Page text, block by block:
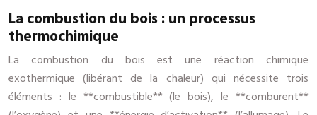
La combustion du bois : un processus
thermochimique
La combustion du bois est une réaction chimique
exothermique (libérant de la chaleur) qui nécessite trois
éléments : le **combustible** (le bois), le **comburent**